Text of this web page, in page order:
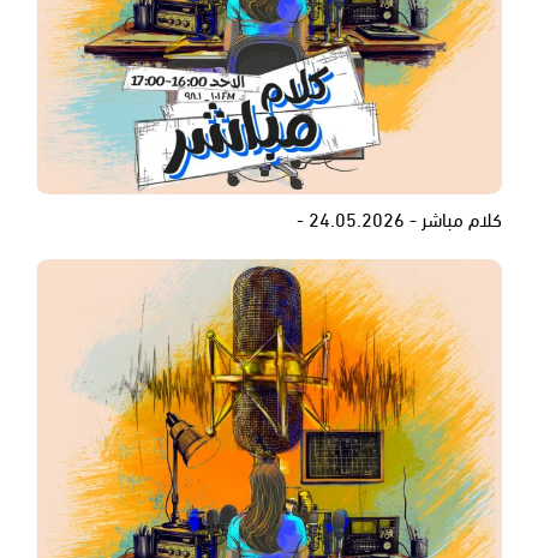
كلام مباشر - 24.05.2026 -